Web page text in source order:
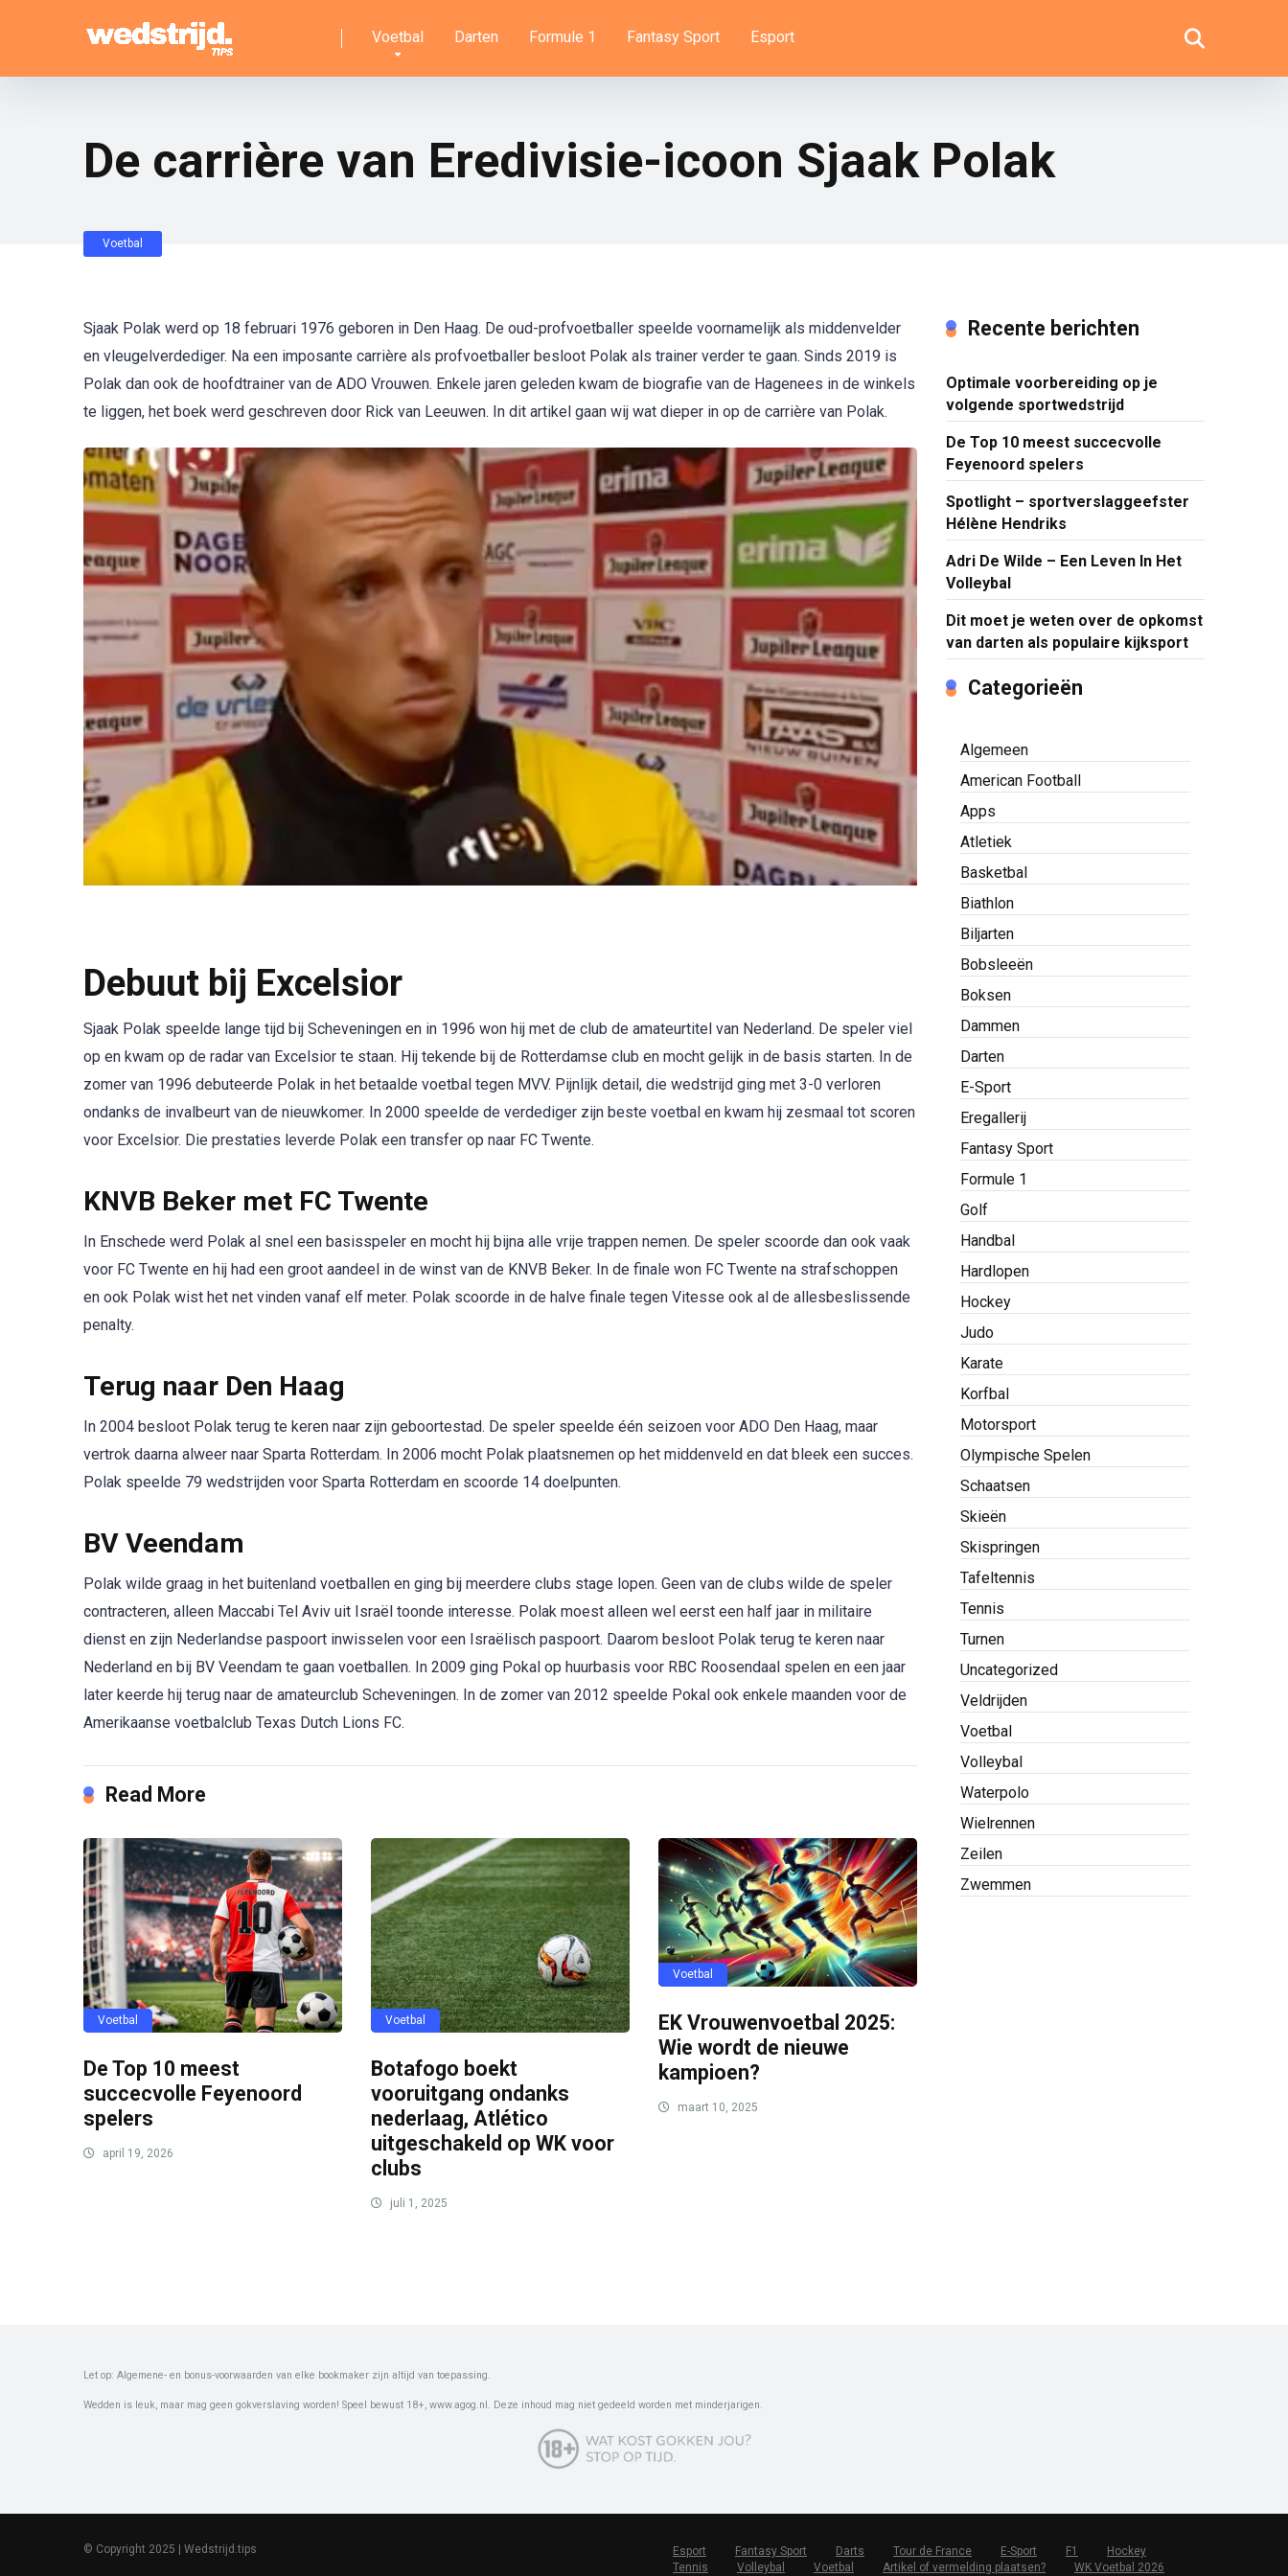
Voetbal Darten Formule 1 Fantasy Sport Esport
De carrière van Eredivisie-icoon Sjaak Polak
Voetbal
Sjaak Polak werd op 18 februari 1976 geboren in Den Haag. De oud-profvoetballer speelde voornamelijk als middenvelder
en vleugelverdediger. Na een imposante carrière als profvoetballer besloot Polak als trainer verder te gaan. Sinds 2019 is
Polak dan ook de hoofdtrainer van de ADO Vrouwen. Enkele jaren geleden kwam de biografie van de Hagenees in de winkels
te liggen, het boek werd geschreven door Rick van Leeuwen. In dit artikel gaan wij wat dieper in op de carrière van Polak.
Debuut bij Excelsior
Sjaak Polak speelde lange tijd bij Scheveningen en in 1996 won hij met de club de amateurtitel van Nederland. De speler viel
op en kwam op de radar van Excelsior te staan. Hij tekende bij de Rotterdamse club en mocht gelijk in de basis starten. In de
zomer van 1996 debuteerde Polak in het betaalde voetbal tegen MVV. Pijnlijk detail, die wedstrijd ging met 3-0 verloren
ondanks de invalbeurt van de nieuwkomer. In 2000 speelde de verdediger zijn beste voetbal en kwam hij zesmaal tot scoren
voor Excelsior. Die prestaties leverde Polak een transfer op naar FC Twente.
KNVB Beker met FC Twente
In Enschede werd Polak al snel een basisspeler en mocht hij bijna alle vrije trappen nemen. De speler scoorde dan ook vaak
voor FC Twente en hij had een groot aandeel in de winst van de KNVB Beker. In de finale won FC Twente na strafschoppen
en ook Polak wist het net vinden vanaf elf meter. Polak scoorde in de halve finale tegen Vitesse ook al de allesbeslissende
penalty.
Terug naar Den Haag
In 2004 besloot Polak terug te keren naar zijn geboortestad. De speler speelde één seizoen voor ADO Den Haag, maar
vertrok daarna alweer naar Sparta Rotterdam. In 2006 mocht Polak plaatsnemen op het middenveld en dat bleek een succes.
Polak speelde 79 wedstrijden voor Sparta Rotterdam en scoorde 14 doelpunten.
BV Veendam
Polak wilde graag in het buitenland voetballen en ging bij meerdere clubs stage lopen. Geen van de clubs wilde de speler
contracteren, alleen Maccabi Tel Aviv uit Israël toonde interesse. Polak moest alleen wel eerst een half jaar in militaire
dienst en zijn Nederlandse paspoort inwisselen voor een Israëlisch paspoort. Daarom besloot Polak terug te keren naar
Nederland en bij BV Veendam te gaan voetballen. In 2009 ging Pokal op huurbasis voor RBC Roosendaal spelen en een jaar
later keerde hij terug naar de amateurclub Scheveningen. In de zomer van 2012 speelde Pokal ook enkele maanden voor de
Amerikaanse voetbalclub Texas Dutch Lions FC.
Read More
Voetbal
De Top 10 meest
succecvolle Feyenoord
spelers
april 19, 2026
Voetbal
Botafogo boekt
vooruitgang ondanks
nederlaag, Atlético
uitgeschakeld op WK voor
clubs
juli 1, 2025
Voetbal
EK Vrouwenvoetbal 2025:
Wie wordt de nieuwe
kampioen?
maart 10, 2025
Recente berichten
Optimale voorbereiding op je
volgende sportwedstrijd
De Top 10 meest succecvolle
Feyenoord spelers
Spotlight – sportverslaggeefster
Hélène Hendriks
Adri De Wilde – Een Leven In Het
Volleybal
Dit moet je weten over de opkomst
van darten als populaire kijksport
Categorieën
Algemeen
American Football
Apps
Atletiek
Basketbal
Biathlon
Biljarten
Bobsleeën
Boksen
Dammen
Darten
E-Sport
Eregallerij
Fantasy Sport
Formule 1
Golf
Handbal
Hardlopen
Hockey
Judo
Karate
Korfbal
Motorsport
Olympische Spelen
Schaatsen
Skieën
Skispringen
Tafeltennis
Tennis
Turnen
Uncategorized
Veldrijden
Voetbal
Volleybal
Waterpolo
Wielrennen
Zeilen
Zwemmen
Let op: Algemene- en bonus-voorwaarden van elke bookmaker zijn altijd van toepassing.
Wedden is leuk, maar mag geen gokverslaving worden! Speel bewust 18+, www.agog.nl. Deze inhoud mag niet gedeeld worden met minderjarigen.
© Copyright 2025 | Wedstrijd.tips Esport Fantasy Sport Darts Tour de France E-Sport F1
Hockey
Tennis
Volleybal Voetbal Artikel of vermelding plaatsen? WK Voetbal 2026